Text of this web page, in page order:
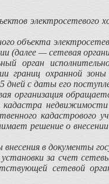
электросетевого
объекта
(далее — сетевая
ор­ган
границ охранной
с даты его
ор­ганизация
реше­ние о
в документы
за счет
сетевой